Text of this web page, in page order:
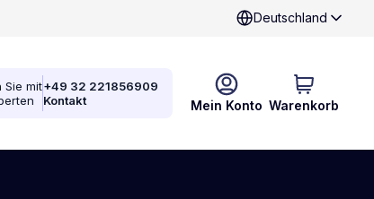
Deutschland
Mein Konto Warenkorb
Sie mit+49 32 221856909
Kontakt